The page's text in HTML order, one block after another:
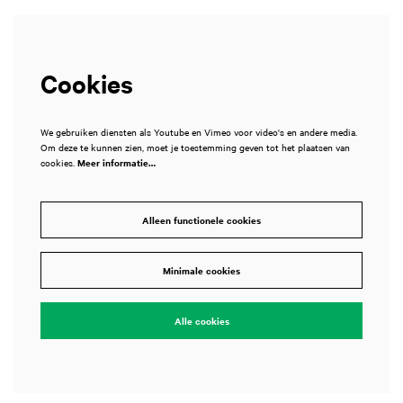
Cookies
We gebruiken diensten als Youtube en Vimeo voor video's en andere media.
Om deze te kunnen zien, moet je toestemming geven tot het plaatsen van
cookies. Meer informatie…
Alleen functionele cookies
Minimale cookies
Alle cookies